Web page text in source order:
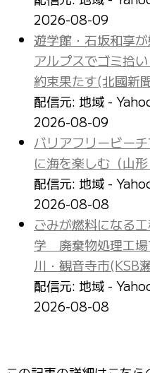
2026-08-09
遊学館・石坂和享
アルプスでゴミ拾
約束果たす(北國新
配信元: 地域 -
2026-08-09
バリアフリービー
に海を楽しむ（山
配信元: 地域 -
2026-08-08
ごみが燃料になる
学 廃棄物処理工
川・観音寺市(KSB
配信元: 地域 -
2026-08-08